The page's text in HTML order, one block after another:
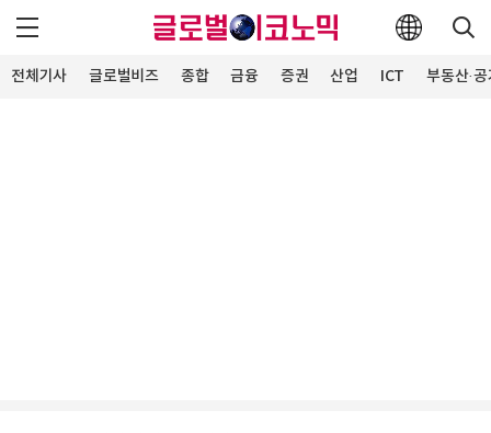
전체기사 글로벌비즈 종합 금융 증권 산업 ICT 부동산·